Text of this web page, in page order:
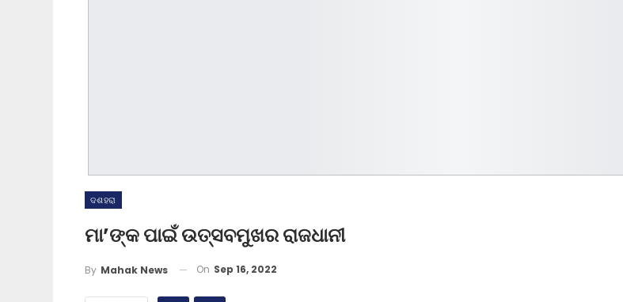
ଦଶହରା
ମା’ଙ୍କ ପାଇଁ ଉତ୍ସବମୁଖର ରାଜଧାନୀ
By Mahak News On Sep 16, 2022